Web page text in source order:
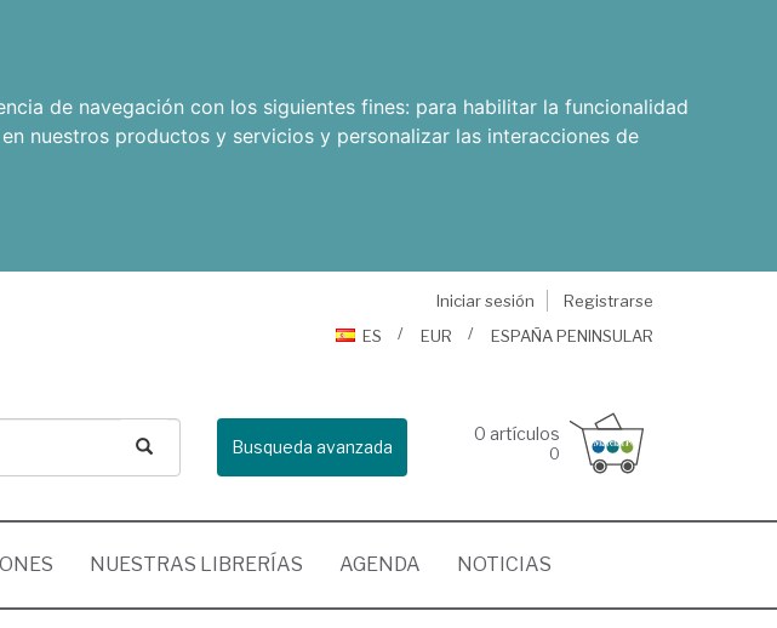
de navegación con los siguientes fines: para habilitar la funcionalidad
nuestros productos y servicios y personalizar las interacciones de
Iniciar sesión
Registrarse
ES
EUR ESPAÑA PENINSULAR
Busqueda avanzada
0 artículos
0
NUESTRAS LIBRERÍAS AGENDA NOTICIAS